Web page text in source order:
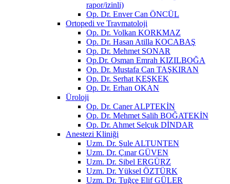
rapor/izinli)
Op. Dr. Enver Can ÖNCÜL
Ortopedi ve Travmatoloji
Op. Dr. Volkan KORKMAZ
Op. Dr. Hasan Atilla KOCABAŞ
Op. Dr. Mehmet SONAR
Op.Dr. Osman Emrah KIZILBOĞA
Op. Dr. Mustafa Can TAŞKIRAN
Op. Dr. Serhat KEŞKEK
Op. Dr. Erhan OKAN
Üroloji
Op. Dr. Caner ALPTEKİN
Op. Dr. Mehmet Salih BOĞATEKİN
Op. Dr. Ahmet Selçuk DİNDAR
Anestezi Kliniği
Uzm. Dr. Şule ALTUNTEN
Uzm. Dr. Çınar GÜVEN
Uzm. Dr. Sibel ERGÜRZ
Uzm. Dr. Yüksel ÖZTÜRK
Uzm. Dr. Tuğçe Elif GÜLER